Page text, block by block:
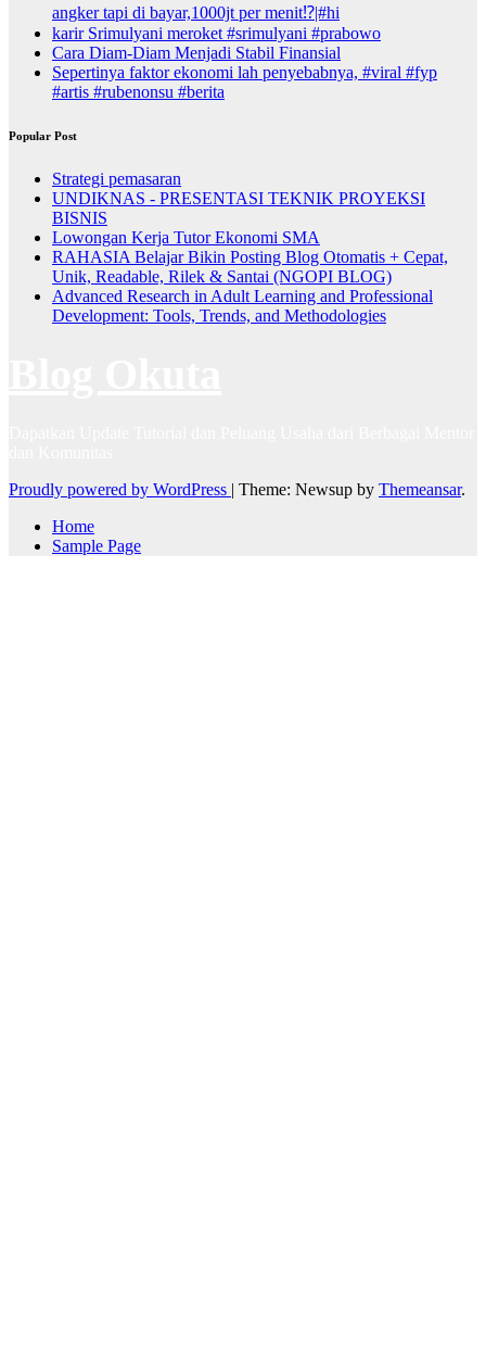
angker tapi di bayar,1000jt per menit⁉️|#hi
karir Srimulyani meroket #srimulyani #prabowo
Cara Diam-Diam Menjadi Stabil Finansial
Sepertinya faktor ekonomi lah penyebabnya, #viral #fyp
#artis #rubenonsu #berita
Popular Post
Strategi pemasaran
UNDIKNAS - PRESENTASI TEKNIK PROYEKSI
BISNIS
Lowongan Kerja Tutor Ekonomi SMA
RAHASIA Belajar Bikin Posting Blog Otomatis + Cepat,
Unik, Readable, Rilek & Santai (NGOPI BLOG)
Advanced Research in Adult Learning and Professional
Development: Tools, Trends, and Methodologies
Proudly powered by WordPress | Theme: Newsup by Themeansar.
Home
Sample Page